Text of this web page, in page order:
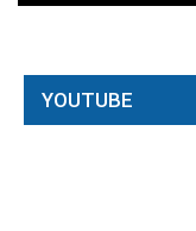
YOUTUBE